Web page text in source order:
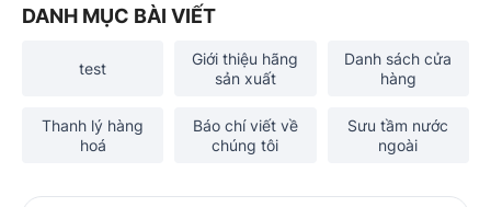
DANH MỤC BÀI VIẾT
test
Giới thiệu hãng
sản xuất
Danh sách cửa
hàng
Thanh lý hàng
hoá
Báo chí viết về
chúng tôi
Sưu tầm nước
ngoài